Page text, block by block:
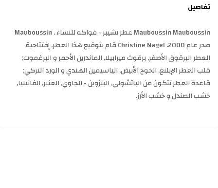
تفاصيل
Mauboussin Mauboussin عطر تشيبر - فواكه للنساء . Mauboussin
صدر عام 2000. Christine Nagel قام بتوقيع هذا العطر. إفتتاحية
العطر البرقوق الأصفر, برقوث ميرابيلا, الماندرين الأحمر و البرغموت;
قلب العطر الإيلنغ, الخوخ الأبيض, الياسيمين الهندي و الورد التركي;
قاعدة العطر تتكون من الباتشولي, البنزوين - الجاوي, العنبر, الفانيليا,
خشب الصندل و خشب الأرز.